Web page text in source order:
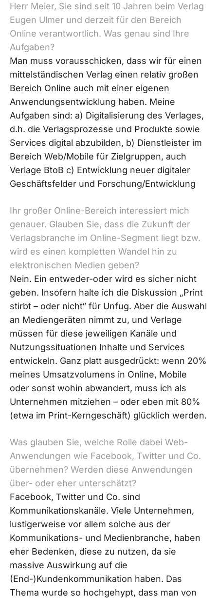
Herr Meier, Sie sind seit 10 Jahren beim Verlag
Eugen Ulmer und derzeit für den Bereich
Online verantwortlich. Was genau sind Ihre
Aufgaben?
Man muss vorausschicken, dass wir für einen
mittelständischen Verlag einen relativ großen
Bereich Online auch mit einer eigenen
Anwendungsentwicklung haben. Meine
Aufgaben sind: a) Digitalisierung des Verlages,
d.h. die Verlagsprozesse und Produkte sowie
Services digital abzubilden, b) Dienstleister im
Bereich Web/Mobile für Zielgruppen, auch
Verlage BtoB c) Entwicklung neuer digitaler
Geschäftsfelder und Forschung/Entwicklung
Ihr großer Online-Bereich interessiert mich
genauer. Glauben Sie, dass die Zukunft der
Verlagsbranche im Online-Segment liegt bzw.
wird es einen kompletten Wandel hin zu
elektronischen Medien geben?
Nein. Ein entweder-oder wird es sicher nicht
geben. Insofern halte ich die Diskussion „Print
stirbt – oder nicht“ für Unfug. Aber die Auswahl
an Mediengeräten nimmt zu, und Verlage
müssen für diese jeweiligen Kanäle und
Nutzungssituationen Inhalte und Services
entwickeln. Ganz platt ausgedrückt: wenn 20%
meines Umsatzvolumens in Online, Mobile
oder sonst wohin abwandert, muss ich als
Unternehmen mitziehen – oder eben mit 80%
(etwa im Print-Kerngeschäft) glücklich werden.
Was glauben Sie, welche Rolle dabei Web-
Anwendungen wie Facebook, Twitter und Co.
übernehmen? Werden diese Anwendungen
über- oder eher unterschätzt?
Facebook, Twitter und Co. sind
Kommunikationskanäle. Viele Unternehmen,
lustigerweise vor allem solche aus der
Kommunikations- und Medienbranche, haben
eher Bedenken, diese zu nutzen, da sie
massive Auswirkung auf die
(End-)Kundenkommunikation haben. Das
Thema wurde so hochgehypt, dass man von